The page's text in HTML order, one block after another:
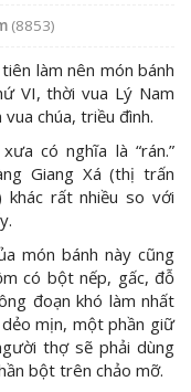
(8853)
làm nên món bánh
VI, thời vua Lý Nam
chúa, triều đình.
có nghĩa là “rán.”
Giang Xá (thị trấn
rất nhiều so với
món bánh này cũng
có bột nếp, gấc, đỗ
đoạn khó làm nhất
mịn, một phần giữ
thợ sẽ phải dùng
bột trên chảo mỡ.